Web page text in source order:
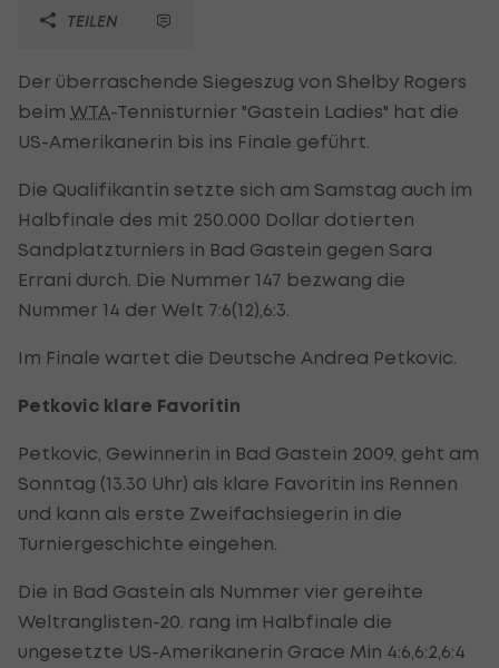
TEILEN
Der überraschende Siegeszug von Shelby Rogers
beim WTA-Tennisturnier "Gastein Ladies" hat die
US-Amerikanerin bis ins Finale geführt.
Die Qualifikantin setzte sich am Samstag auch im
Halbfinale des mit 250.000 Dollar dotierten
Sandplatzturniers in Bad Gastein gegen Sara
Errani durch. Die Nummer 147 bezwang die
Nummer 14 der Welt 7:6(12),6:3.
Im Finale wartet die Deutsche Andrea Petkovic.
Petkovic klare Favoritin
Petkovic, Gewinnerin in Bad Gastein 2009, geht am
Sonntag (13.30 Uhr) als klare Favoritin ins Rennen
und kann als erste Zweifachsiegerin in die
Turniergeschichte eingehen.
Die in Bad Gastein als Nummer vier gereihte
Weltranglisten-20. rang im Halbfinale die
ungesetzte US-Amerikanerin Grace Min 4:6,6:2,6:4